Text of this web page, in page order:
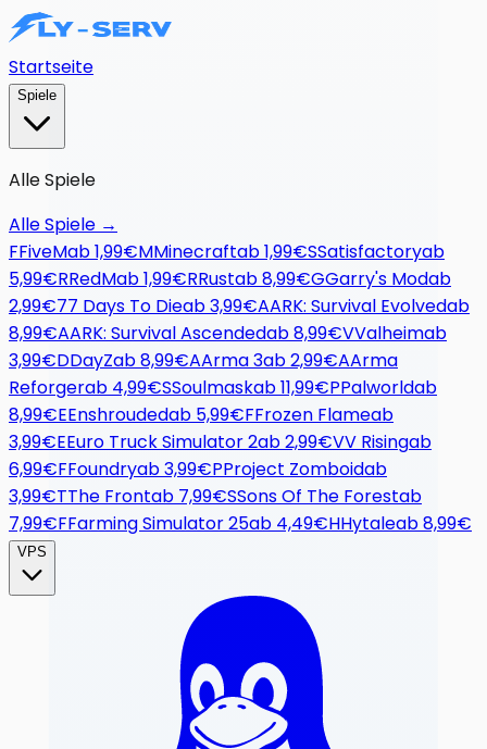
Startseite
Spiele
Alle Spiele
Alle Spiele →
FFiveMab1,99€MMinecraftab1,99€SSatisfactoryab
5,99€RRedMab1,99€RRustab8,99€GGarry's Modab
2,99€77 Days To Dieab3,99€AARK: Survival Evolvedab
8,99€AARK: Survival Ascendedab8,99€VValheimab
3,99€DDayZab8,99€AArma 3ab2,99€AArma
Reforgerab 4,99€SSoulmaskab11,99€PPalworldab
8,99€EEnshroudedab 5,99€FFrozen Flameab
3,99€EEuro Truck Simulator 2ab2,99€VV Risingab
6,99€FFoundryab3,99€PProject Zomboidab
3,99€TThe Frontab 7,99€SSons Of The Forestab
7,99€FFarming Simulator 25ab 4,49€HHytaleab8,99€
VPS